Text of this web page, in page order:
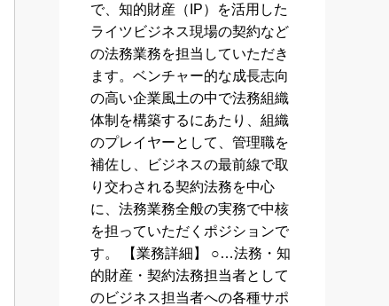
で、知的財産（IP）を活用した
ライツビジネス現場の契約など
の法務業務を担当していただき
ます。ベンチャー的な成長志向
の高い企業風土の中で法務組織
体制を構築するにあたり、組織
のプレイヤーとして、管理職を
補佐し、ビジネスの最前線で取
り交わされる契約法務を中心
に、法務業務全般の実務で中核
を担っていただくポジションで
す。 【業務詳細】 ○…法務・知
的財産・契約法務担当者として
のビジネス担当者への各種サポ